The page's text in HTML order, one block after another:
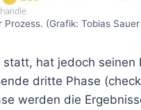
(Grafik: Tobias
hat jedoch seinen
dritte Phase
werden die